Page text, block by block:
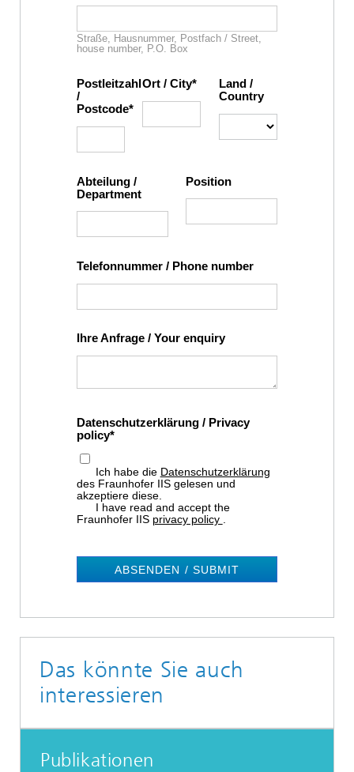
Straße, Hausnummer, Postfach / Street,
house number, P.O. Box
Postleitzahl
/
Postcode
Ort / City
Land /
Country
Abteilung /
Department
Position
Telefonnummer / Phone number
Ihre Anfrage / Your enquiry
Datenschutzerklärung / Privacy
policy
Ich habe die Datenschutzerklärung
des Fraunhofer IIS gelesen und
akzeptiere diese.
I have read and accept the
Fraunhofer IIS privacy policy
ABSENDEN / SUBMIT
Das könnte Sie auch
interessieren
Publikationen